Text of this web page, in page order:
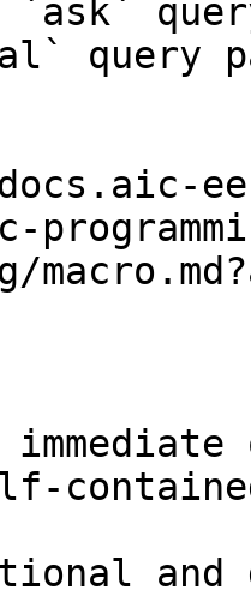
`ask`
query
and